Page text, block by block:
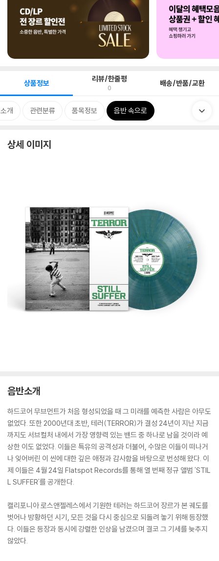
상품정보 리뷰/한줄평
0 배송/반품/교환
개 관련분류 품목정보 음반 속으로
상세 이미지
음반소개
하드코어 무브먼트가 처음 형성되었을 때 그 미래를 예측한 사람은 아무도
없었다. 또한 2000년대 초반, 테러(TERROR)가 결성 24년이 지난 지금
까지도 서브컬처 내에서 가장 영향력 있는 밴드 중 하나로 남을 것이라 예
상한 이도 없었다. 이들은 특유의 공격성과 더불어, 수많은 이들이 떠나거
나 잊어버린 이 씬에 대한 깊은 애정과 감사함을 바탕으로 번성해 왔다. 이
제 이들은 4월 24일 Flatspot Records를 통해 열 번째 정규 앨범 'STIL
L SUFFER'를 공개한다.
캘리포니아 로스앤젤레스에서 기원한 테러는 하드코어 장르가 본 궤도를
벗어나 방황하던 시기, 모든 것을 다시 중심으로 되돌려 놓기 위해 등장했
다. 이들은 등장과 동시에 강렬한 인상을 남겼으며 결코 그 기세를 늦추지
않았다.